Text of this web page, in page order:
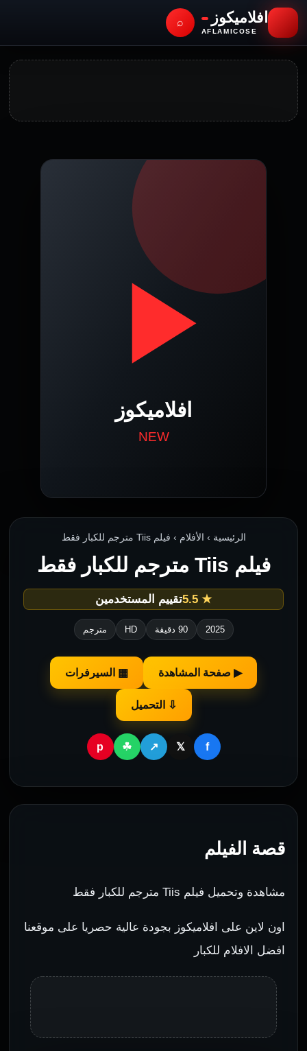
افلاميكوز
AFLAMICOSE
⌕
الرئيسية › الأفلام › فيلم Tiis مترجم للكبار فقط
فيلم Tiis مترجم للكبار فقط
★ 5.5 تقييم المستخدمين
2025 90 دقيقة HD مترجم
▶ صفحة المشاهدة ▦ السيرفرات
⇩ التحميل
f
𝕏
↗
☘
p
قصة الفيلم
مشاهدة وتحميل فيلم Tiis مترجم للكبار فقط
اون لاين على افلاميكوز بجودة عالية حصريا على موقعنا
افضل الافلام للكبار